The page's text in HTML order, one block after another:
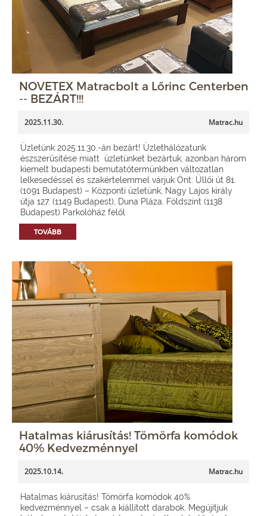
NOVETEX Matracbolt a Lőrinc Centerben
-- BEZÁRT!!!
2025.11.30. Matrac.hu
Üzletünk 2025.11.30.-án bezárt! Üzlethálózatunk
észszerűsítése miatt üzletünket bezártuk, azonban három
kiemelt budapesti bemutatótermünkben változatlan
lelkesedéssel és szakértelemmel várjuk Önt: Üllői út 81.
(1091 Budapest) – Központi üzletünk, Nagy Lajos király
útja 127. (1149 Budapest), Duna Pláza, Földszint (1138
Budapest) Parkolóház felől
TOVÁBB
Hatalmas kiárusítás! Tömörfa komódok
40% Kedvezménnyel
2025.10.14. Matrac.hu
Hatalmas kiárusítás! Tömörfa komódok 40%
kedvezménnyel – csak a kiállított darabok. Megújítjuk